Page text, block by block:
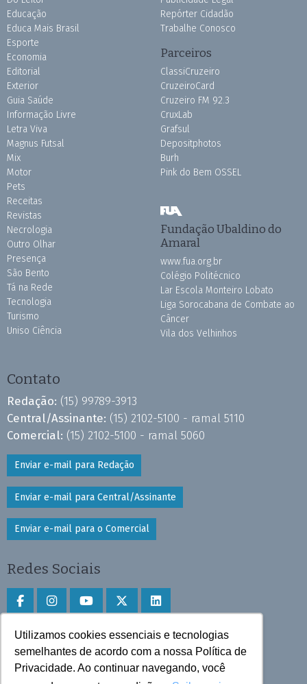
Utilizamos cookies essenciais e tecnologias
semelhantes de acordo com a nossa Política de
Privacidade. Ao continuar navegando, você
Educação
Educa Mais Brasil
Esporte
Economia
Editorial
Exterior
Guia Saúde
Informação Livre
Letra Viva
Magnus Futsal
Mix
Motor
Pets
Receitas
Revistas
Necrologia
Outro Olhar
Presença
São Bento
Tá na Rede
Tecnologia
Turismo
Uniso Ciência
Repórter Cidadão
Trabalhe Conosco
Parceiros
ClassiCruzeiro
CruzeiroCard
Cruzeiro FM 92.3
CruxLab
Grafsul
Depositphotos
Burh
Pink do Bem OSSEL
Fundação Ubaldino do
Amaral
www.fua.org.br
Colégio Politécnico
Lar Escola Monteiro Lobato
Liga Sorocabana de Combate ao
Câncer
Vila dos Velhinhos
Contato
Redação: (15) 99789-3913
Central/Assinante: (15) 2102-5100 - ramal 5110
Comercial: (15) 2102-5100 - ramal 5060
Enviar e-mail para Redação
Enviar e-mail para Central/Assinante
Enviar e-mail para o Comercial
Redes Sociais
Faça download do aplicativo
Play Store e App Store